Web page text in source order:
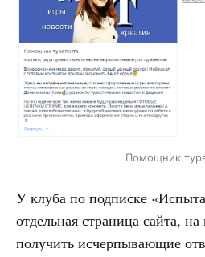
Помощник
У клуба по подписке
отдельная страница сайта,
получить исчерпывающие